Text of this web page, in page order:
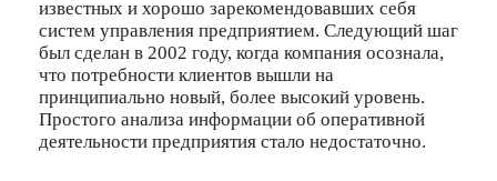
известных и хорошо зарекомендовавших себя
систем управления предприятием. Следующий шаг
был сделан в 2002 году, когда компания осознала,
что потребности клиентов вышли на
принципиально новый, более высокий уровень.
Простого анализа информации об оперативной
деятельности предприятия стало недостаточно.